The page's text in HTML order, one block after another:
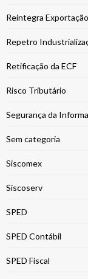
Reintegra Exportação
Repetro
Retificação da ECF
Risco Tributário
Segurança da
Sem categoria
Siscomex
Siscoserv
SPED
SPED Contábil
SPED Fiscal